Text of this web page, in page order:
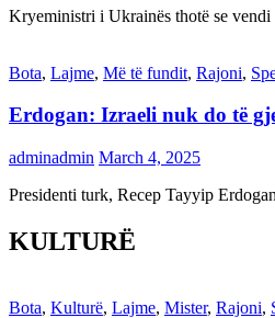
Kryeministri i Ukrainës thotë se
Bota, Lajme, Më të fundit, Rajoni,
Erdogan: Izraeli nuk do të
adminadmin March 4, 2025
Presidenti turk, Recep Tayyip
KULTURË
Bota, Kulturë, Lajme, Mister, Rajoni,